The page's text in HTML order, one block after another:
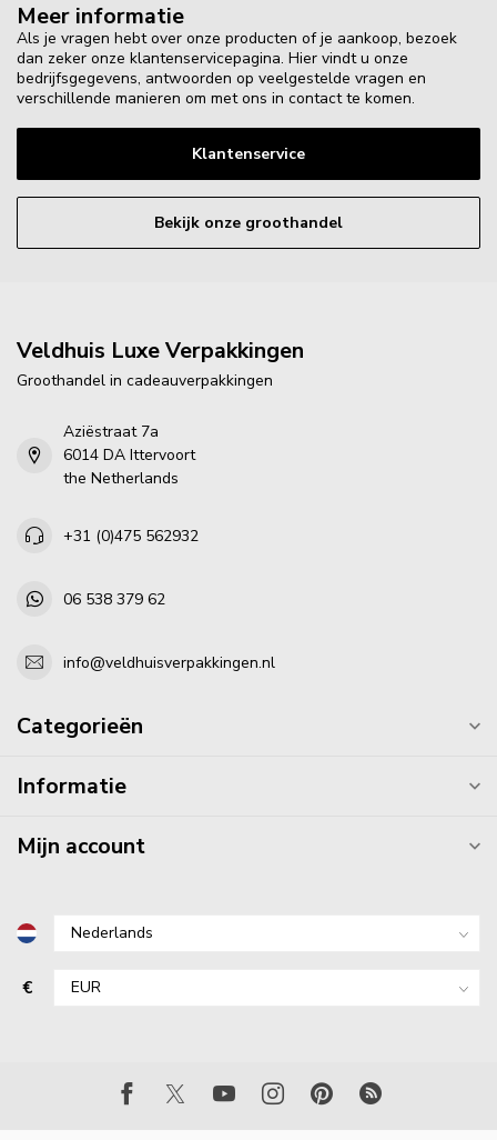
Meer informatie
Als je vragen hebt over onze producten of je aankoop, bezoek
dan zeker onze klantenservicepagina. Hier vindt u onze
bedrijfsgegevens, antwoorden op veelgestelde vragen en
verschillende manieren om met ons in contact te komen.
Klantenservice
Bekijk onze groothandel
Veldhuis Luxe Verpakkingen
Groothandel in cadeauverpakkingen
Aziëstraat 7a
6014 DA Ittervoort
the Netherlands
+31 (0)475 562932
06 538 379 62
info@veldhuisverpakkingen.nl
Categorieën
Informatie
Mijn account
€